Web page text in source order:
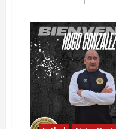
Ayelén
García
seguirá
jugando
en
el
Beti
Onak